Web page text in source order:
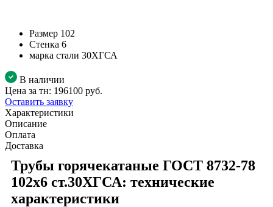
Размер 102
Стенка 6
марка стали 30ХГСА
В наличии
Цена за тн: 196100 руб.
Оставить заявку
Характеристики
Описание
Оплата
Доставка
Трубы горячекатаные ГОСТ 8732-78
102x6 ст.30ХГСА: технические
характеристики